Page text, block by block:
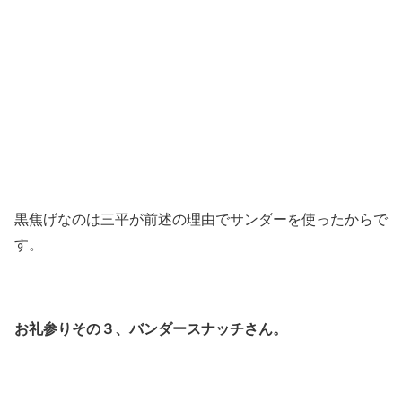
黒焦げなのは三平が前述の理由でサンダーを使ったからで
す。
お礼参りその３、バンダースナッチさん。